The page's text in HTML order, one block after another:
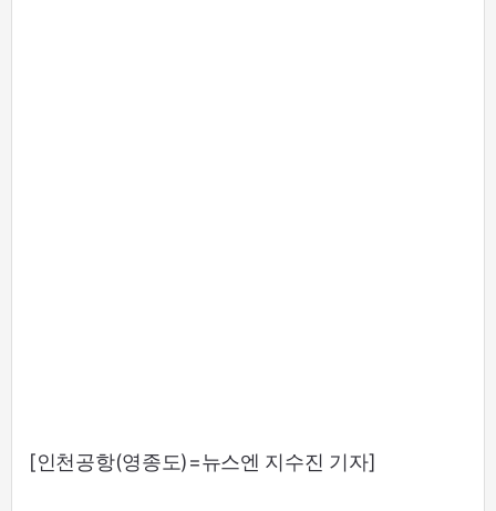
[인천공항(영종도)=뉴스엔 지수진 기자]